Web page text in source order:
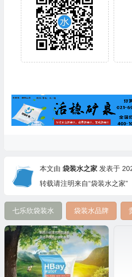
本文由 袋装水之家发表于
转载请注明来自“袋装水之家”
七乐欣袋装水 袋装水品牌